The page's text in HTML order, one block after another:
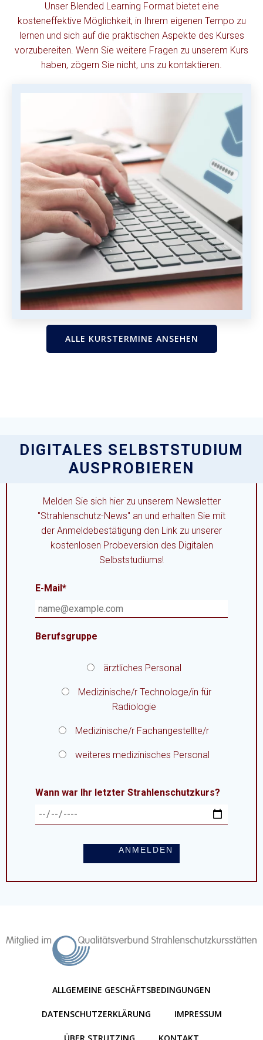
Unser Blended Learning Format bietet eine
kosteneffektive Möglichkeit, in Ihrem eigenen Tempo zu
lernen und sich auf die praktischen Aspekte des Kurses
vorzubereiten. Wenn Sie weitere Fragen zu unserem Kurs
haben, zögern Sie nicht, uns zu kontaktieren.
ALLE KURSTERMINE ANSEHEN
DIGITALES SELBSTSTUDIUM
AUSPROBIEREN
Melden Sie sich hier zu unserem Newsletter
"Strahlenschutz-News" an und erhalten Sie mit
der Anmeldebestätigung den Link zu unserer
kostenlosen Probeversion des Digitalen
Selbststudiums!
E-Mail*
Berufsgruppe
ärztliches Personal
Medizinische/r Technologe/in für
Radiologie
Medizinische/r Fachangestellte/r
weiteres medizinisches Personal
Wann war Ihr letzter Strahlenschutzkurs?
ALLGEMEINE GESCHÄFTSBEDINGUNGEN
DATENSCHUTZERKLÄRUNG IMPRESSUM